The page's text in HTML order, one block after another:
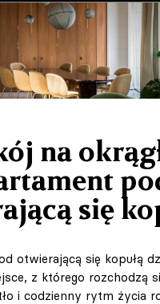
na
się
otwierającą się kopułą
z którego rozchodzą
i codzienny rytm życia